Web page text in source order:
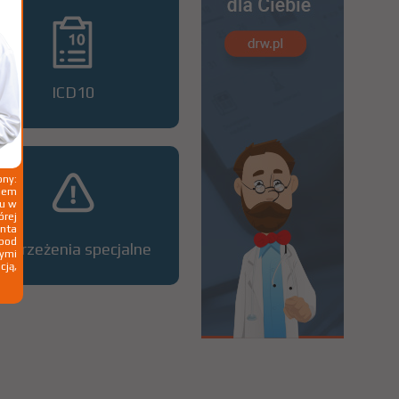
ICD10
specjalne
w